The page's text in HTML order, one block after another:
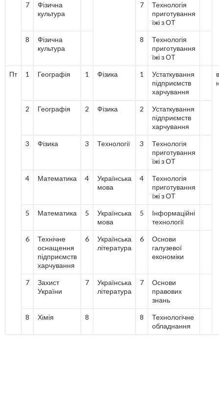
7
Фізична
культура
7
Технологія
приготування
їжі з ОТ
8
Фізична
культура
8
Технологія
приготування
їжі з ОТ
Пт 1 Географія 1 Фізика 1
Устаткування
підприємств
харчування
2 Географія 2 Фізика 2
Устаткування
підприємств
харчування
3 Фізика 3 Технології 3
Технологія
приготування
їжі з ОТ
4 Математика 4
Українська
мова
4
Технологія
приготування
їжі з ОТ
5 Математика 5
Українська
мова
5
Інформаційні
технології
6
Технічне
оснащення
підприємств
харчування
6
Українська
література
6
Основи
галузевої
економіки
7
Захист
України
7
Українська
література
7
Основи
правових
знань
8 Хімія 8 8
Технологічне
обладнання